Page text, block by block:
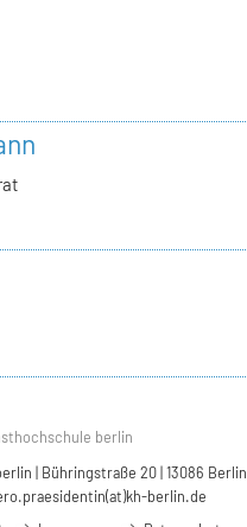
berlin
| Bühringstraße 20 | 13086 Berlin
berlin.de